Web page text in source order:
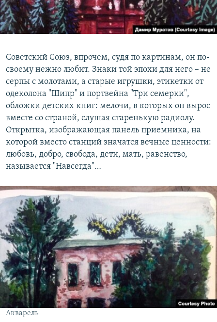
Советский Союз, впрочем, судя по картинам, он по-
своему нежно любит. Знаки той эпохи для него – не
серпы с молотами, а старые игрушки, этикетки от
одеколона "Шипр" и портвейна "Три семерки",
обложки детских книг: мелочи, в которых он вырос
вместе со страной, слушая старенькую радиолу.
Открытка, изображающая панель приемника, на
которой вместо станций значатся вечные ценности:
любовь, добро, свобода, дети, мать, равенство,
называется "Навсегда"…
Акварель